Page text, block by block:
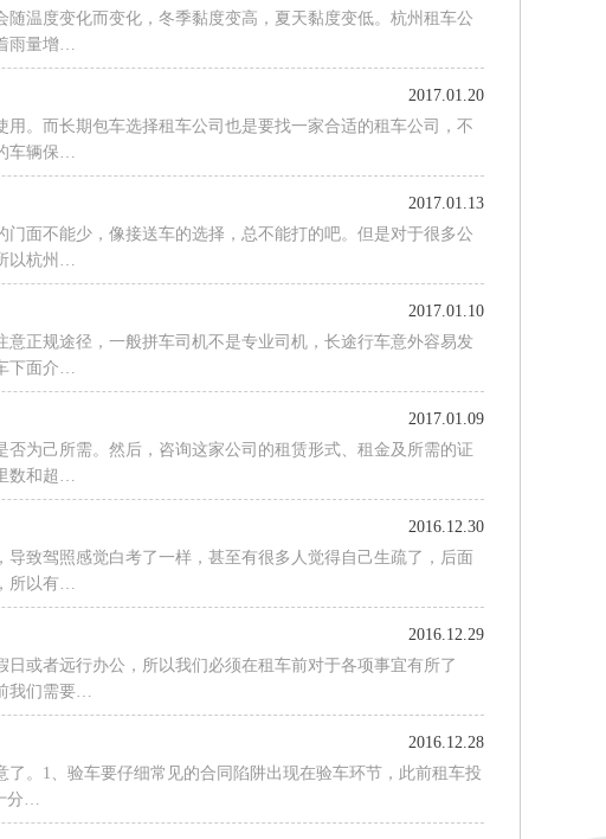
温度变化而变化，冬季黏度变高，夏天黏度变低。杭州租车公
雨量增…
2017.01.20
。而长期包车选择租车公司也是要找一家合适的租车公司，不
车辆保…
2017.01.13
面不能少，像接送车的选择，总不能打的吧。但是对于很多公
以杭州…
2017.01.10
正规途径，一般拼车司机不是专业司机，长途行车意外容易发
下面介…
2017.01.09
为己所需。然后，咨询这家公司的租赁形式、租金及所需的证
数和超…
2016.12.30
致驾照感觉白考了一样，甚至有很多人觉得自己生疏了，后面
所以有…
2016.12.29
或者远行办公，所以我们必须在租车前对于各项事宜有所了
我们需要…
2016.12.28
。1、验车要仔细常见的合同陷阱出现在验车环节，此前租车投
分…